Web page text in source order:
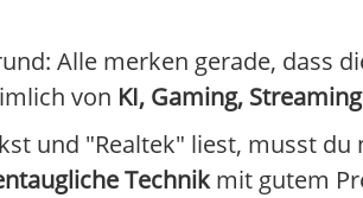
Alle merken gerade, dass
von KI, Gaming,
und "Realtek" liest, musst
Technikmit gutem